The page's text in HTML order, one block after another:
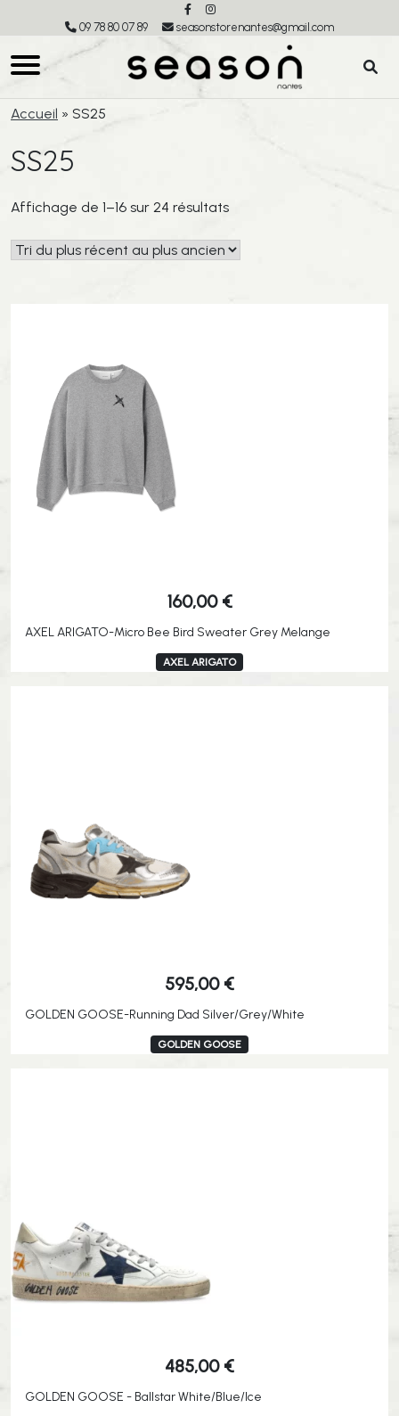
09 78 80 07 89 seasonstorenantes@gmail.com
Accueil » SS25
SS25
Affichage de 1–16 sur 24 résultatsTrié
plus
160,00 €
AXEL ARIGATO-Micro Bee Bird Sweater Grey Melange
AXEL ARIGATO
595,00 €
GOLDEN GOOSE-Running Dad Silver/Grey/White
GOLDEN GOOSE
485,00 €
GOLDEN GOOSE - Ballstar White/Blue/Ice